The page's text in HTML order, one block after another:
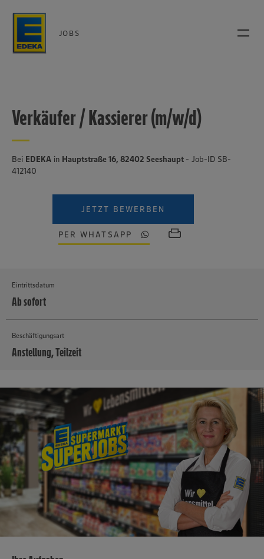
JOBS
Verkäufer / Kassierer (m/w/d)
Bei EDEKA in Hauptstraße 16, 82402 Seeshaupt - Job-ID SB-
412140
JETZT BEWERBEN
PER WHATSAPP
Eintrittsdatum
Ab sofort
Beschäftigungsart
Anstellung, Teilzeit